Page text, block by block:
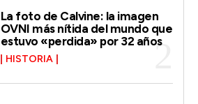
La foto de Calvine: la imagen
OVNI más nítida del mundo que
estuvo «perdida» por 32 años
HISTORIA